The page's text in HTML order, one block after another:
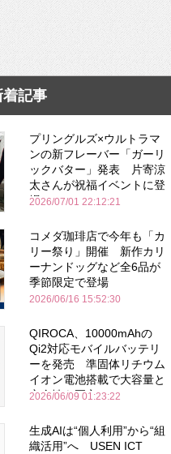
着記事
プリングルズ×ウルトラマ
ンの新フレーバー「ガーリ
ックバター」発表 片寄涼
太さんが祝福イベントに登
場
2026/07/01 22:12:21
コメダ珈琲店で今年も「カ
リー祭り」開催 新作カリ
ーナンドッグなど全6品が
季節限定で登場
2026/06/16 15:52:30
QIROCA、10000mAhの
Qi2対応モバイルバッテリ
ーを発売 準固体リチウム
イオン電池搭載で大容量と
安全性を両立
2026/06/09 01:23:22
生成AIは“個人利用”から“組
織活用”へ USEN ICT